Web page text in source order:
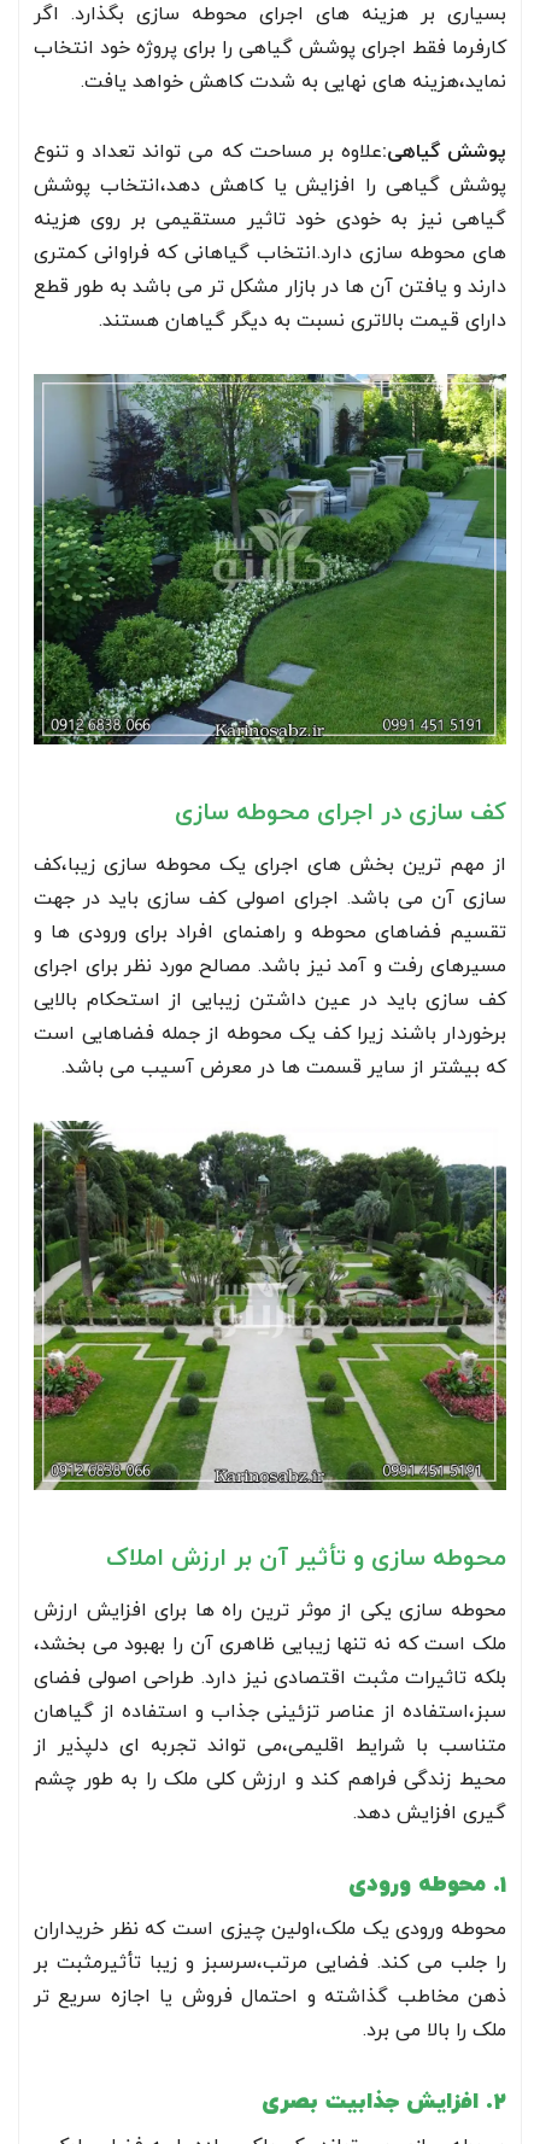
بسیاری بر هزینه های اجرای محوطه سازی بگذارد. اگر
کارفرما فقط اجرای پوشش گیاهی را برای پروژه خود انتخاب
نماید،هزینه های نهایی به شدت کاهش خواهد یافت.
پوشش گیاهی:علاوه بر مساحت که می تواند تعداد و تنوع
پوشش گیاهی را افزایش یا کاهش دهد،انتخاب پوشش
گیاهی نیز به خودی خود تاثیر مستقیمی بر روی هزینه
های محوطه سازی دارد.انتخاب گیاهانی که فراوانی کمتری
دارند و یافتن آن ها در بازار مشکل تر می باشد به طور قطع
دارای قیمت بالاتری نسبت به دیگر گیاهان هستند.
کف سازی در اجرای محوطه سازی
از مهم ترین بخش های اجرای یک محوطه سازی زیبا،کف
سازی آن می باشد. اجرای اصولی کف سازی باید در جهت
تقسیم فضاهای محوطه و راهنمای افراد برای ورودی ها و
مسیرهای رفت و آمد نیز باشد. مصالح مورد نظر برای اجرای
کف سازی باید در عین داشتن زیبایی از استحکام بالایی
برخوردار باشند زیرا کف یک محوطه از جمله فضاهایی است
که بیشتر از سایر قسمت ها در معرض آسیب می باشد.
محوطه سازی و تأثیر آن بر ارزش املاک
محوطه سازی یکی از موثر ترین راه ها برای افزایش ارزش
ملک است که نه تنها زیبایی ظاهری آن را بهبود می بخشد،
بلکه تاثیرات مثبت اقتصادی نیز دارد. طراحی اصولی فضای
سبز،استفاده از عناصر تزئینی جذاب و استفاده از گیاهان
متناسب با شرایط اقلیمی،می تواند تجربه ای دلپذیر از
محیط زندگی فراهم کند و ارزش کلی ملک را به طور چشم
گیری افزایش دهد.
1. محوطه ورودی
محوطه ورودی یک ملک،اولین چیزی است که نظر خریداران
را جلب می کند. فضایی مرتب،سرسبز و زیبا تأثیرمثبت بر
ذهن مخاطب گذاشته و احتمال فروش یا اجازه سریع تر
ملک را بالا می برد.
2. افزایش جذابیت بصری